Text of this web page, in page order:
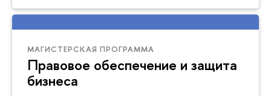
МАГИСТЕРСКАЯ ПРОГРАММА
Правовое обеспечение и защита
бизнеса